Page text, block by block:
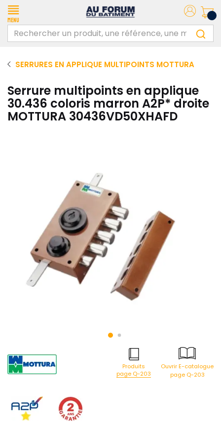
Menu
SERRURES EN APPLIQUE MULTIPOINTS MOTTURA
Serrure multipoints en applique
30.436 coloris marron A2P* droite
MOTTURA 30436VD50XHAFD
Produits
page Q-203
Ouvrir E-catalogue
page Q-203